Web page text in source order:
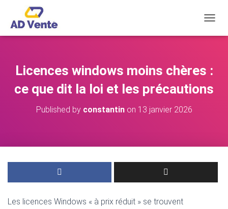
Licences windows moins chères :
ce que dit la loi et les précautions
Published by constantinon 13 janvier 2026
Les licences Windows « à prix réduit » se trouvent